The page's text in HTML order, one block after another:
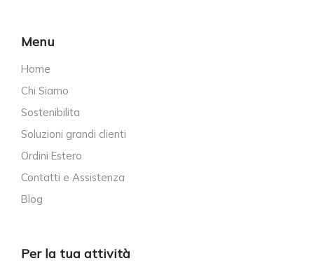
Menu
Home
Chi Siamo
Sostenibilita
Soluzioni grandi clienti
Ordini Estero
Contatti e Assistenza
Blog
Per la tua attività